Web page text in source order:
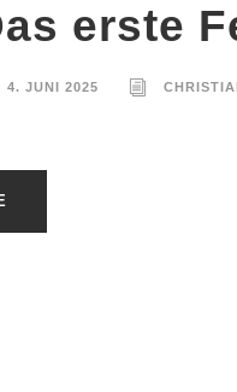
erste
4. JUNI 2025